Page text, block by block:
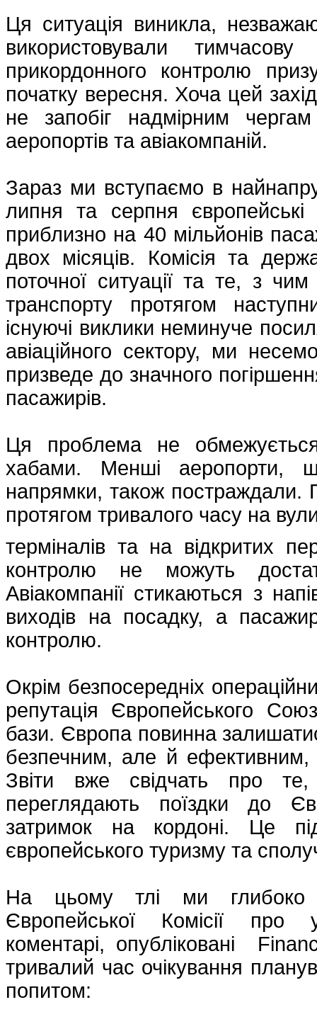
Ця ситуація виникла,
використовували
прикордонного контролю
початку вересня. Хоча цей
не запобіг надмірним
аеропортів та авіакомпаній.
Зараз ми вступаємо в
липня та серпня європейські
приблизно на 40 мільйонів
двох місяців. Комісія та
поточної ситуації та те, з
транспорту протягом
існуючі виклики неминуче
авіаційного сектору, ми
призведе до значного
пасажирів.
Ця проблема не
хабами. Менші аеропорти,
напрямки, також постраждали.
протягом тривалого часу на
терміналів та на відкритих
контролю не можуть
Авіакомпанії стикаються з
виходів на посадку, а
контролю.
Окрім безпосередніх
репутація Європейського
бази. Європа повинна
безпечним, але й ефективним,
Звіти вже свідчать про те,
переглядають поїздки до
затримок на кордоні. Це
європейського туризму та
На цьому тлі ми глибоко
Європейської Комісії про
коментарі, опубліковані
тривалий час очікування
попитом: